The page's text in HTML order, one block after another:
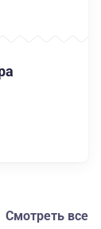
Смотреть все